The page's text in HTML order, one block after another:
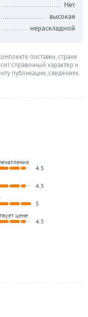
Нет
высокая
нераскладной
поставки, стране
справочный характер и
публикации, сведениях.
4.5
4.5
5
цене
4.5